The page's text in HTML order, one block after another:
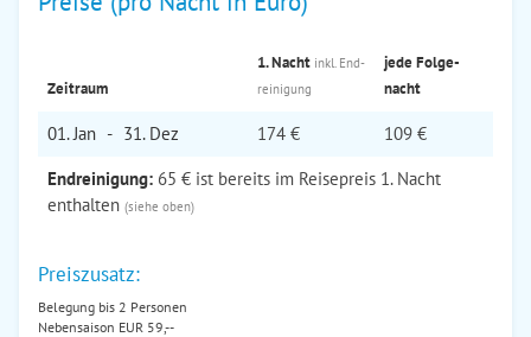
Zeitraum
1. Nacht inkl. End­
reinigung
jede Folge­
nacht
01. Jan - 31. Dez 174 €
109 €
Endreinigung: 65 € ist bereits im Reisepreis 1. Nacht
enthalten (siehe oben)
Preiszusatz:
Belegung bis 2 Personen
Nebensaison EUR 59,--